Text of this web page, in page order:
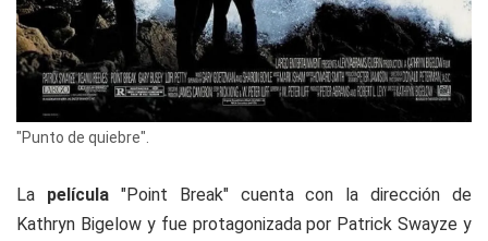
"Punto de quiebre".
La película "Point Break" cuenta con la dirección de
Kathryn Bigelow y fue protagonizada por Patrick Swayze y